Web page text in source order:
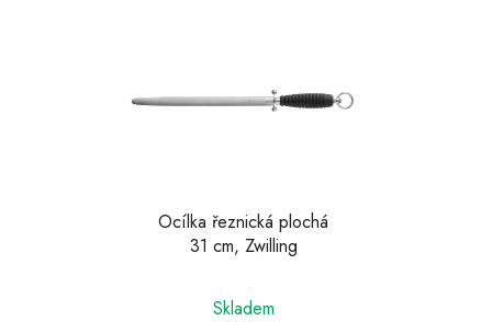
Ocílka řeznická plochá
31 cm, Zwilling
Skladem